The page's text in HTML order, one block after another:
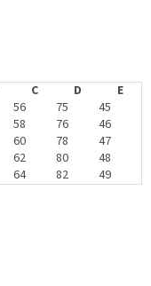
C D
E
56 75
45
58 76
46
60 78
47
62 80
48
64 82 49